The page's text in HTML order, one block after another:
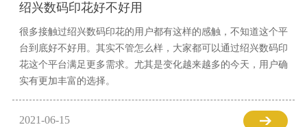
绍兴数码印花好不好用
很多接触过绍兴数码印花的用户都有这样的感触，不知道这个平
台到底好不好用。其实不管怎么样，大家都可以通过绍兴数码印
花这个平台满足更多需求。尤其是变化越来越多的今天，用户确
实有更加丰富的选择。
2021-06-15